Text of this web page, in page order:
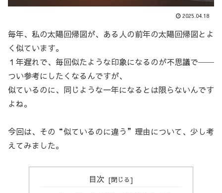
2025.04.18
毎年、私の太陽回帰図が、ある人の前年の太陽回帰図とよ
く似ています。
１年遅れで、毎回似たような印象になるのが不思議で──
つい参考にしたくなるんですが、
似ているのに、同じような一年になるとは限らないんです
よね。
今回は、その“似ているのに違う”理由について、少し考
えてみました。
目次